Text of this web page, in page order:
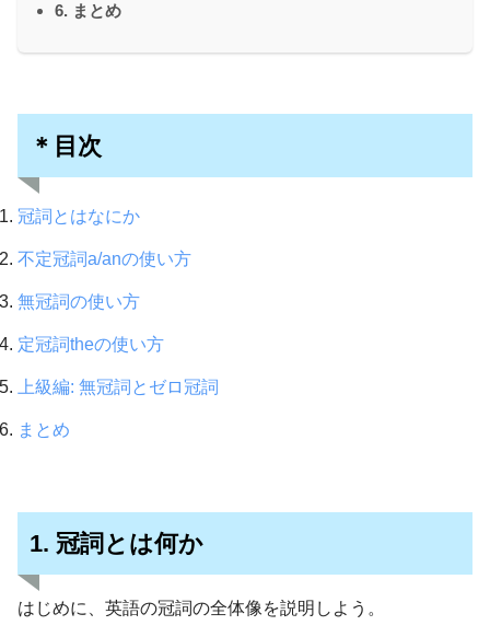
6. まとめ
＊目次
冠詞とはなにか
不定冠詞a/anの使い方
無冠詞の使い方
定冠詞theの使い方
上級編: 無冠詞とゼロ冠詞
まとめ
1. 冠詞とは何か
はじめに、英語の冠詞の全体像を説明しよう。